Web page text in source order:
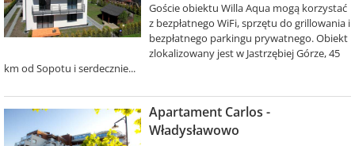
Goście obiektu Willa Aqua mogą korzystać
z bezpłatnego WiFi, sprzętu do grillowania i
bezpłatnego parkingu prywatnego. Obiekt
zlokalizowany jest w Jastrzębiej Górze, 45
km od Sopotu i serdecznie...
Apartament Carlos -
Władysławowo